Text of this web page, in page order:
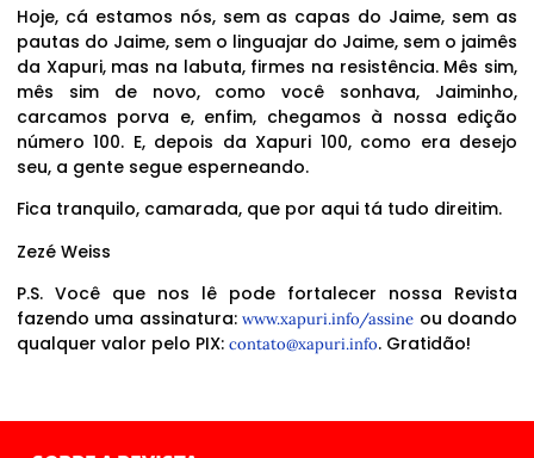
Hoje, cá estamos nós, sem as capas do Jaime, sem as
pautas do Jaime, sem o linguajar do Jaime, sem o jaimês
da Xapuri, mas na labuta, firmes na resistência. Mês sim,
mês sim de novo, como você sonhava, Jaiminho,
carcamos porva e, enfim, chegamos à nossa edição
número 100. E, depois da Xapuri 100, como era desejo
seu, a gente segue esperneando.
Fica tranquilo, camarada, que por aqui tá tudo direitim.
Zezé Weiss
P.S. Você que nos lê pode fortalecer nossa Revista
fazendo uma assinatura:www.xapuri.info/assine ou doando
qualquer valor pelo PIX: contato@xapuri.info. Gratidão!